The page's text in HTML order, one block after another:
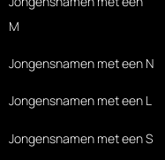
M
Jongensnamen met een N
Jongensnamen met een L
Jongensnamen met een S